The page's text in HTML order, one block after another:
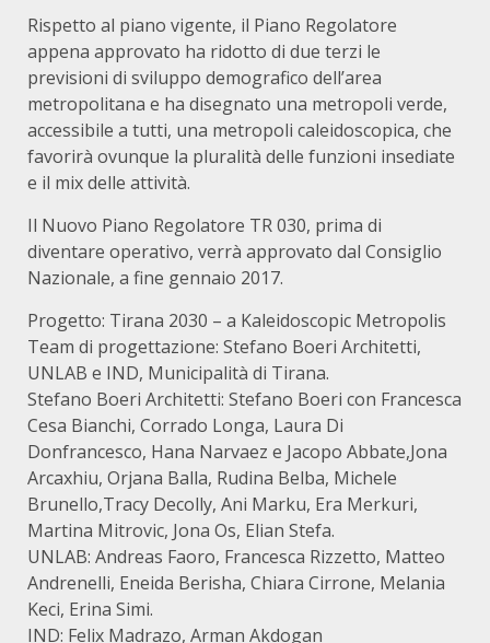
Rispetto al piano vigente, il Piano Regolatore
appena approvato ha ridotto di due terzi le
previsioni di sviluppo demografico dell’area
metropolitana e ha disegnato una metropoli verde,
accessibile a tutti, una metropoli caleidoscopica, che
favorirà ovunque la pluralità delle funzioni insediate
e il mix delle attività.
Il Nuovo Piano Regolatore TR 030, prima di
diventare operativo, verrà approvato dal Consiglio
Nazionale, a fine gennaio 2017.
Progetto: Tirana 2030 – a Kaleidoscopic Metropolis
Team di progettazione: Stefano Boeri Architetti,
UNLAB e IND, Municipalità di Tirana.
Stefano Boeri Architetti: Stefano Boeri con Francesca
Cesa Bianchi, Corrado Longa, Laura Di
Donfrancesco, Hana Narvaez e Jacopo Abbate,Jona
Arcaxhiu, Orjana Balla, Rudina Belba, Michele
Brunello,Tracy Decolly, Ani Marku, Era Merkuri,
Martina Mitrovic, Jona Os, Elian Stefa.
UNLAB: Andreas Faoro, Francesca Rizzetto, Matteo
Andrenelli, Eneida Berisha, Chiara Cirrone, Melania
Keci, Erina Simi.
IND: Felix Madrazo, Arman Akdogan